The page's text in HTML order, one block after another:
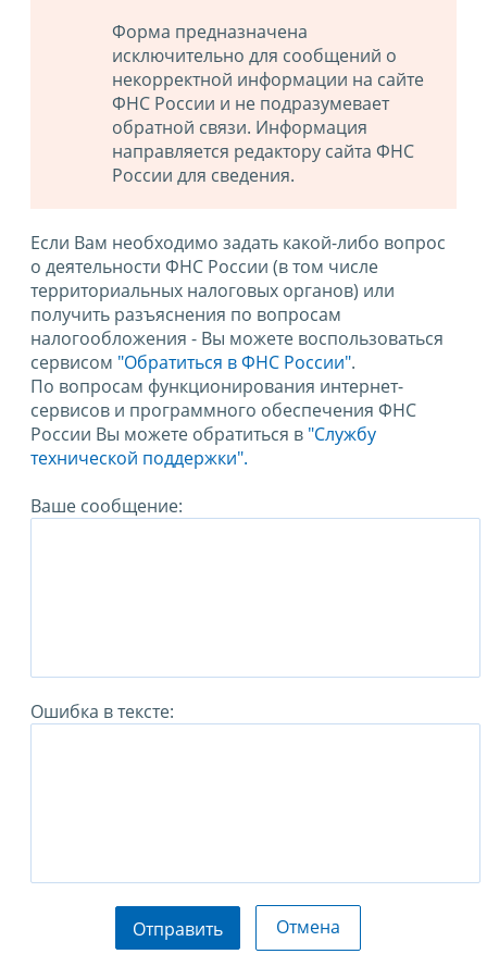
Форма предназначена
исключительно для сообщений о
некорректной информации на сайте
ФНС России и не подразумевает
обратной связи. Информация
направляется редактору сайта ФНС
России для сведения.
Если Вам необходимо задать какой-либо вопрос
о деятельности ФНС России (в том числе
территориальных налоговых органов) или
получить разъяснения по вопросам
налогообложения - Вы можете воспользоваться
сервисом "Обратиться в ФНС России".
По вопросам функционирования интернет-
сервисов и программного обеспечения ФНС
России Вы можете обратиться в "Службу
технической поддержки".
Ваше сообщение:
Ошибка в тексте:
Отправить Отмена